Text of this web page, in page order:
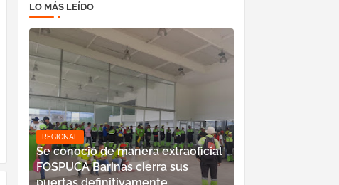
LO MÁS LEÍDO
REGIONAL
Se conoció de manera extraoficial
FOSPUCA Barinas cierra sus
puertas definitivamente.